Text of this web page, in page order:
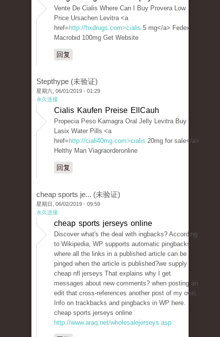
Vente De Cialis Where Can I Buy Provera Low
Price Ursachen Levitra <a
href= http://hxdrugs.com>cialis 5 mg</a> Fedex
Macrobid 100mg Get Website
回复
Stepthype (未验证)
星期六, 06/01/2019 - 01:29
永久连接
Cialis Kaufen Preise EllCauh
Propecia Peso Kamagra Oral Jelly Levitra Buy
Lasix Water Pills <a
href= http://ciali40mg.com>cialis 20mg for sale</a>
Helthy Man Viagraorderonline
回复
cheap sports je... (未验证)
星期日, 06/02/2019 - 09:59
永久连接
cheap sports jerseys online
Discover what's the deal with ingbacks? According
to Wikipedia, WP supports automatic pingbacks
where all the links in a published article can be
pinged when the article is published?we supply
cheap nfl jerseys That explains why I get
messages about new comments? when posting an
edit that cross-references another post of my own.
Info on trackbacks and pingbacks in WP here.
cheap sports jerseys online
http://www.araq.net/wholesalejerseys.asp